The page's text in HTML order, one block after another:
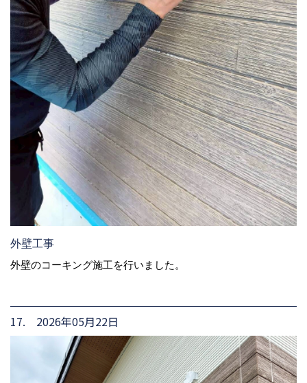
外壁工事
外壁のコーキング施工を行いました。
17. 2026年05月22日